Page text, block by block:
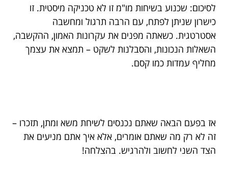
לסיכום: שכנוע בשיחות מו"מ זו לא טכניקה מיסטית. זו
כישרון שניתן לפתח, עם הרבה תרגול ומחשבה
אסטרטגית. כשאתה מפנים את עקרונות האמון, ההקשבה,
השאלות הנכונות, והסבלנות לשקט – תמצא את עצמך
מחליף עמדות כמו קסם.
אז בפעם הבאה שאתם נכנסים לשיחת משא ומתן, תזכרו –
זה לא רק מה שאתם אומרים, אלא איך אתם מניעים את
הצד השני לחשוב ולהרגיש. בהצלחה!